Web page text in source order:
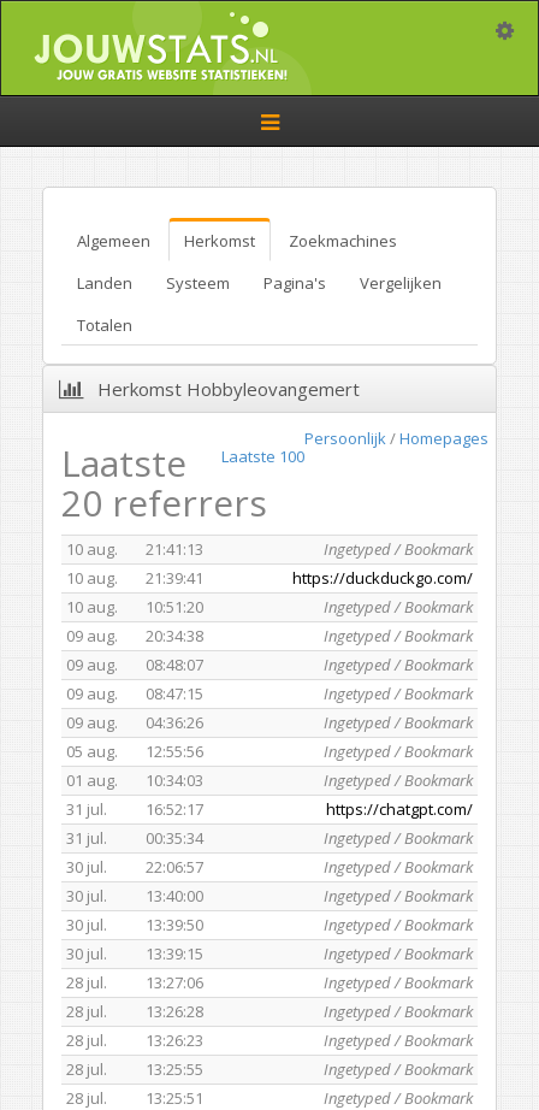
Toggle
navigation
Algemeen Herkomst
Zoekmachines
Landen
Systeem Pagina's
Vergelijken
Totalen
Herkomst Hobbyleovangemert
Persoonlijk /Homepages
Laatste 100
Laatste
20 referrers
10 aug. 21:41:13
Ingetyped / Bookmark
10 aug.
21:39:41
https://duckduckgo.com/
10 aug.
10:51:20
Ingetyped / Bookmark
09 aug.
20:34:38
Ingetyped / Bookmark
09 aug.
08:48:07
Ingetyped / Bookmark
09 aug.
08:47:15
Ingetyped / Bookmark
09 aug.
04:36:26
Ingetyped / Bookmark
05 aug.
12:55:56
Ingetyped / Bookmark
01 aug.
10:34:03
Ingetyped / Bookmark
31 jul.
16:52:17
https://chatgpt.com/
31 jul.
00:35:34
Ingetyped / Bookmark
30 jul.
22:06:57
Ingetyped / Bookmark
30 jul.
13:40:00
Ingetyped / Bookmark
30 jul.
13:39:50
Ingetyped / Bookmark
30 jul.
13:39:15
Ingetyped / Bookmark
28 jul.
13:27:06
Ingetyped / Bookmark
28 jul.
13:26:28
Ingetyped / Bookmark
28 jul.
13:26:23
Ingetyped / Bookmark
28 jul.
13:25:55
Ingetyped / Bookmark
28 jul.
13:25:51 Ingetyped / Bookmark